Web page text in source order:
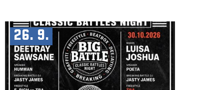
26. 9.